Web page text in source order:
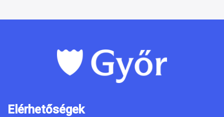
Elérhetőségek